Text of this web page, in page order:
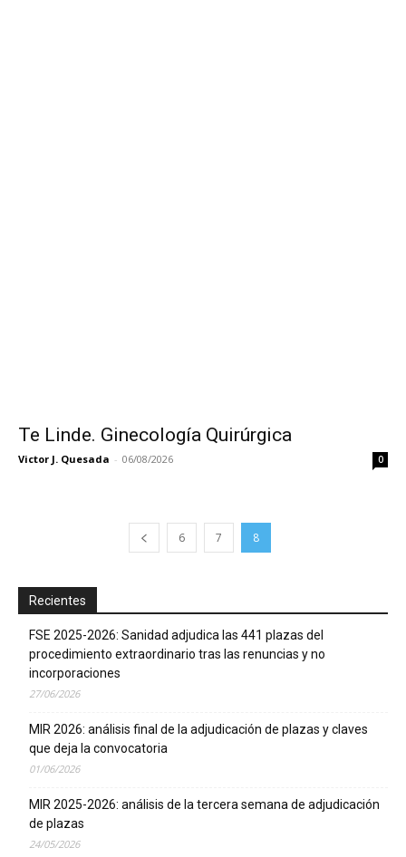
Te Linde. Ginecología Quirúrgica
Victor J. Quesada - 06/08/2026 0
6 7 8
Recientes
FSE 2025-2026: Sanidad adjudica las 441 plazas del
procedimiento extraordinario tras las renuncias y no
incorporaciones
27/06/2026
MIR 2026: análisis final de la adjudicación de plazas y claves
que deja la convocatoria
01/06/2026
MIR 2025-2026: análisis de la tercera semana de adjudicación
de plazas
24/05/2026